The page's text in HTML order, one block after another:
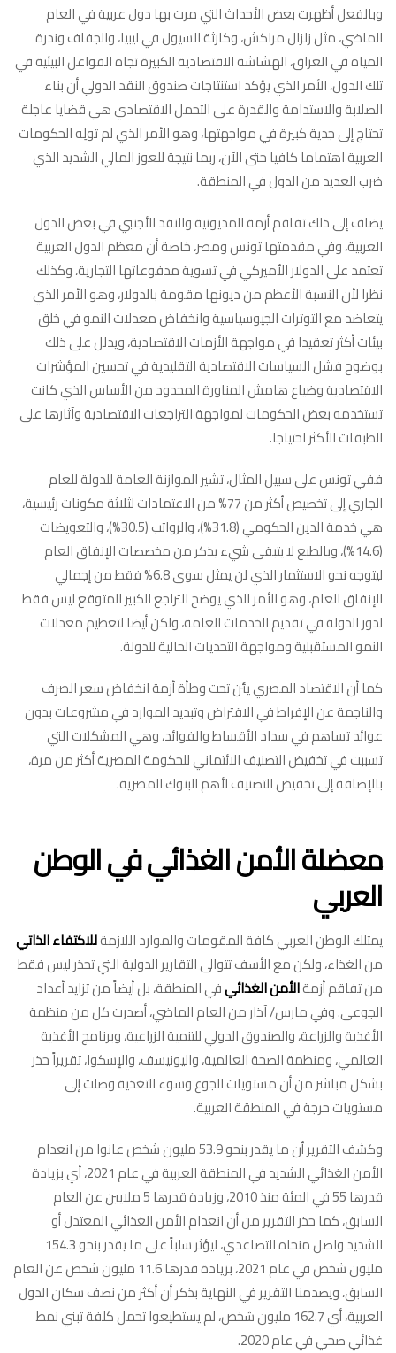
وبالفعل أظهرت بعض الأحداث التي مرت بها دول عربية في العام
الماضي، مثل زلزال مراكش، وكارثة السيول في ليبيا، والجفاف وندرة
المياه في العراق، الهشاشة الاقتصادية الكبيرة تجاه الفواعل البيئية في
تلك الدول، الأمر الذي يؤكد استنتاجات صندوق النقد الدولي أن بناء
الصلابة والاستدامة والقدرة على التحمل الاقتصادي هي قضايا عاجلة
تحتاج إلى جدية كبيرة في مواجهتها، وهو الأمر الذي لم تولِه الحكومات
العربية اهتماما كافيا حتى الآن، ربما نتيجة للعوز المالي الشديد الذي
ضرب العديد من الدول في المنطقة.
يضاف إلى ذلك تفاقم أزمة المديونية والنقد الأجنبي في بعض الدول
العربية، وفي مقدمتها تونس ومصر، خاصة أن معظم الدول العربية
تعتمد على الدولار الأميركي في تسوية مدفوعاتها التجارية، وكذلك
نظرا لأن النسبة الأعظم من ديونها مقومة بالدولار، وهو الأمر الذي
يتعاضد مع التوترات الجيوسياسية وانخفاض معدلات النمو في خلق
بيئات أكثر تعقيدا في مواجهة الأزمات الاقتصادية، ويدلل على ذلك
بوضوح فشل السياسات الاقتصادية التقليدية في تحسين المؤشرات
الاقتصادية وضياع هامش المناورة المحدود من الأساس الذي كانت
تستخدمه بعض الحكومات لمواجهة التراجعات الاقتصادية وآثارها على
الطبقات الأكثر احتياجا.
ففي تونس على سبيل المثال، تشير الموازنة العامة للدولة للعام
الجاري إلى تخصيص أكثر من 77% من الاعتمادات لثلاثة مكونات رئيسية،
هي خدمة الدين الحكومي (31.8%)، والرواتب (30.5%)، والتعويضات
(14.6%)، وبالطبع لا يتبقى شيء يذكر من مخصصات الإنفاق العام
ليتوجه نحو الاستثمار الذي لن يمثل سوى 6.8% فقط من إجمالي
الإنفاق العام، وهو الأمر الذي يوضح التراجع الكبير المتوقع ليس فقط
لدور الدولة في تقديم الخدمات العامة، ولكن أيضا لتعظيم معدلات
النمو المستقبلية ومواجهة التحديات الحالية للدولة.
كما أن الاقتصاد المصري يئن تحت وطأة أزمة انخفاض سعر الصرف
والناجمة عن الإفراط في الاقتراض وتبديد الموارد في مشروعات بدون
عوائد تساهم في سداد الأقساط والفوائد، وهي المشكلات التي
تسببت في تخفيض التصنيف الائتماني للحكومة المصرية أكثر من مرة،
بالإضافة إلى تخفيض التصنيف لأهم البنوك المصرية.
معضلة الأمن الغذائي في الوطن
العربي
يمتلك الوطن العربي كافة المقومات والموارد اللازمةللاكتفاء الذاتي
من الغذاء، ولكن مع الأسف تتوالى التقارير الدولية التي تحذر ليس فقط
من تفاقم أزمةالأمن الغذائيفي المنطقة، بل أيضاً من تزايد أعداد
الجوعى. وفي مارس/ آذار من العام الماضي، أصدرت كل من منظمة
الأغذية والزراعة، والصندوق الدولي للتنمية الزراعية، وبرنامج الأغذية
العالمي، ومنظمة الصحة العالمية، واليونيسف، والإسكوا، تقريراً حذر
بشكل مباشر من أن مستويات الجوع وسوء التغذية وصلت إلى
مستويات حرجة في المنطقة العربية.
وكشف التقرير أن ما يقدر بنحو 53.9 مليون شخص عانوا من انعدام
الأمن الغذائي الشديد في المنطقة العربية في عام 2021، أي بزيادة
قدرها 55 في المئة منذ 2010، وزيادة قدرها 5 ملايين عن العام
السابق، كما حذر التقرير من أن انعدام الأمن الغذائي المعتدل أو
الشديد واصل منحاه التصاعدي، ليؤثر سلباً على ما يقدر بنحو 154.3
مليون شخص في عام 2021، بزيادة قدرها 11.6 مليون شخص عن العام
السابق، ويصدمنا التقرير في النهاية بذكر أن أكثر من نصف سكان الدول
العربية، أي 162.7 مليون شخص، لم يستطيعوا تحمل كلفة تبني نمط
غذائي صحي في عام 2020.